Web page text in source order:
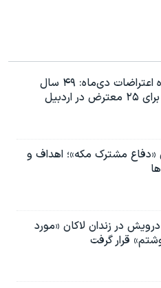
پرونده اعتراضات دی‌ماه: ۴۹ سال
در اردبیل
«دفاع مشترک مکه»؛ اهداف و
در زندان لاکان «مورد
قرار گرفت